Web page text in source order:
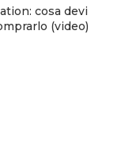
cosa devi
(video)